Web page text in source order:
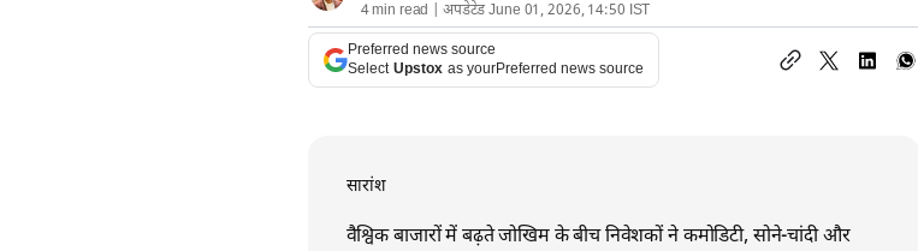
4 min read | अपडेटेड June 01, 2026, 14:50 IST
Preferred news source
Select Upstox as yourPreferred news source
सारांश
वैश्विक बाजारों में बढ़ते जोखिम के बीच निवेशकों ने कमोडिटी, सोने-चांदी और